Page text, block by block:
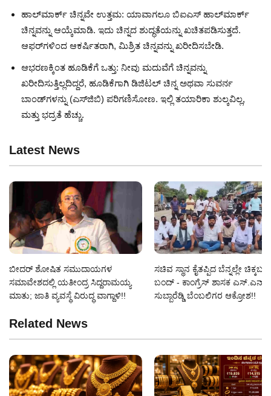
ಹಾಲ್‌ಮಾರ್ಕ್ ಚಿನ್ನವೇ ಉತ್ತಮ: ಯಾವಾಗಲೂ ಬಿಐಎಸ್ ಹಾಲ್‌ಮಾರ್ಕ್
ಚಿನ್ನವನ್ನು ಆಯ್ಕೆಮಾಡಿ. ಇದು ಚಿನ್ನದ ಶುದ್ಧತೆಯನ್ನು ಖಚಿತಪಡಿಸುತ್ತದೆ.
ಆಫರ್‌ಗಳಿಂದ ಆಕರ್ಷಿತರಾಗಿ, ಮಿಶ್ರಿತ ಚಿನ್ನವನ್ನು ಖರೀದಿಸಬೇಡಿ.
ಆಭರಣಕ್ಕಿಂತ ಹೂಡಿಕೆಗೆ ಒತ್ತು: ನೀವು ಮದುವೆಗೆ ಚಿನ್ನವನ್ನು
ಖರೀದಿಸುತ್ತಿಲ್ಲದಿದ್ದರೆ, ಹೂಡಿಕೆಗಾಗಿ ಡಿಜಿಟಲ್ ಚಿನ್ನ ಅಥವಾ ಸುವರ್ನ
ಬಾಂಡ್‌ಗಳನ್ನು (ಎಸ್‌ಜಿಬಿ) ಪರಿಗಣಿಸೋಣ. ಇಲ್ಲಿ ತಯಾರಿಕಾ ಶುಲ್ಕವಿಲ್ಲ,
ಮತ್ತು ಭದ್ರತೆ ಹೆಚ್ಚು.
Latest News
ಬೀದರ್ ಶೋಷಿತ ಸಮುದಾಯಗಳ
ಸಮಾವೇಶದಲ್ಲಿ ಯತೀಂದ್ರ ಸಿದ್ದರಾಮಯ್ಯ
ಮಾತು; ಜಾತಿ ವ್ಯವಸ್ಥೆ ವಿರುದ್ಧ ವಾಗ್ದಾಳಿ!!
ಸಚಿವ ಸ್ಥಾನ ಕೈತಪ್ಪಿದ ಬೆನ್ನಲ್ಲೇ
ಬಂದ್ - ಕಾಂಗ್ರೆಸ್ ಶಾಸಕ ಎಸ್‌.ಎನ್‌.
ಸುಬ್ಬಾರೆಡ್ಡಿ ಬೆಂಬಲಿಗರ ಆಕ್ರೋಶ!!
Related News